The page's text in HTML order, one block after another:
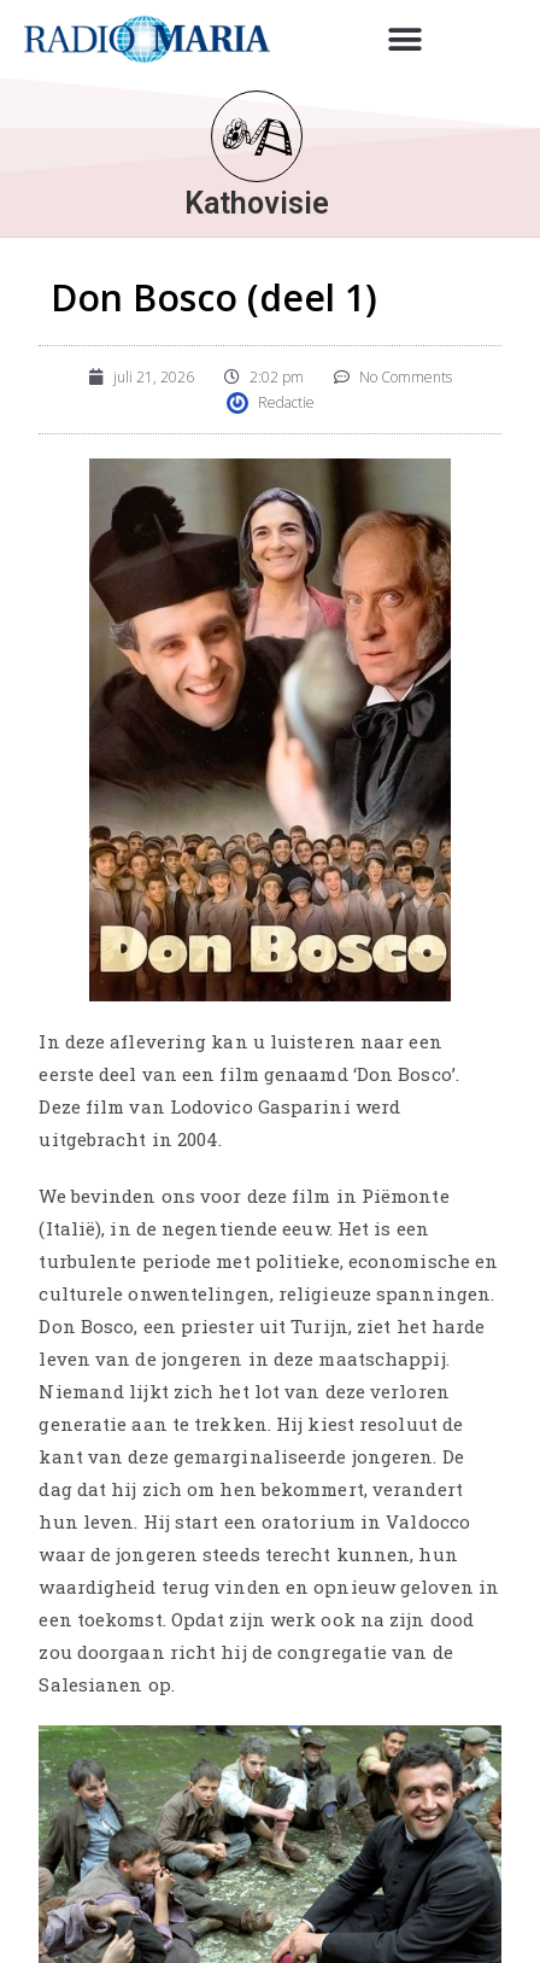
Kathovisie
Don Bosco (deel 1)
juli 21, 2026 2:02 pm
No Comments
Redactie
In deze aflevering kan u luisteren naar een
eerste deel van een film genaamd ‘Don Bosco’.
Deze film van Lodovico Gasparini werd
uitgebracht in 2004.
We bevinden ons voor deze film in Piëmonte
(Italië), in de negentiende eeuw. Het is een
turbulente periode met politieke, economische en
culturele onwentelingen, religieuze spanningen.
Don Bosco, een priester uit Turijn, ziet het harde
leven van de jongeren in deze maatschappij.
Niemand lijkt zich het lot van deze verloren
generatie aan te trekken. Hij kiest resoluut de
kant van deze gemarginaliseerde jongeren. De
dag dat hij zich om hen bekommert, verandert
hun leven. Hij start een oratorium in Valdocco
waar de jongeren steeds terecht kunnen, hun
waardigheid terug vinden en opnieuw geloven in
een toekomst. Opdat zijn werk ook na zijn dood
zou doorgaan richt hij de congregatie van de
Salesianen op.